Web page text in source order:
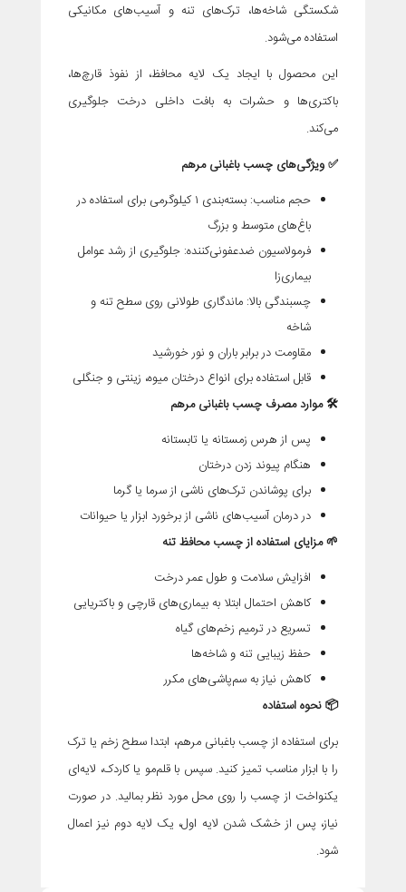
شکستگی شاخه‌ها، ترک‌های تنه و آسیب‌های مکانیکی
استفاده می‌شود.
این محصول با ایجاد یک لایه محافظ، از نفوذ قارچ‌ها،
باکتری‌ها و حشرات به بافت داخلی درخت جلوگیری
می‌کند.
✅ویژگی‌های چسب باغبانی مرهم
حجم مناسب:
بسته‌بندی ۱ کیلوگرمی برای استفاده در
باغ‌های متوسط و بزرگ
فرمولاسیون ضدعفونی‌کننده: جلوگیری از رشد عوامل
بیماری‌زا
چسبندگی بالا: ماندگاری طولانی روی سطح تنه و
شاخه
مقاومت در برابر باران و نور خورشید
قابل استفاده برای انواع درختان میوه، زینتی و جنگلی
🛠موارد مصرف چسب باغبانی مرهم
پس ازهرس زمستانه یا تابستانه
هنگام پیوند زدن درختان
برای پوشاندن ترک‌های ناشی از سرما یا گرما
دردرمان آسیب‌های ناشی از برخورد ابزار یا حیوانات
🌱مزایای استفاده از چسب محافظ تنه
افزایش سلامت و طول عمر درخت
کاهش احتمال ابتلا به بیماری‌های قارچی و باکتریایی
تسریع در ترمیم زخم‌های گیاه
حفظ زیبایی تنه و شاخه‌ها
کاهش نیاز به سم‌پاشی‌های مکرر
📦نحوه استفاده
برای استفاده از چسب باغبانی مرهم، ابتدا سطح زخم یا ترک
را با ابزار مناسب تمیز کنید. سپس با قلم‌مو یا کاردک، لایه‌ای
یکنواخت از چسب را روی محل مورد نظر بمالید. در صورت
نیاز، پس از خشک شدن لایه اول، یک لایه دوم نیز اعمال
شود.